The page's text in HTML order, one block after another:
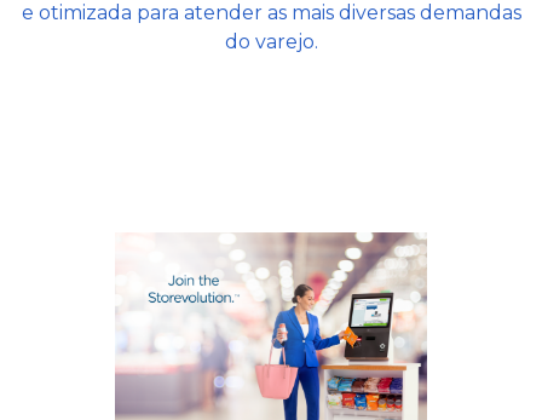
e otimizada para atender as mais diversas demandas
do varejo.